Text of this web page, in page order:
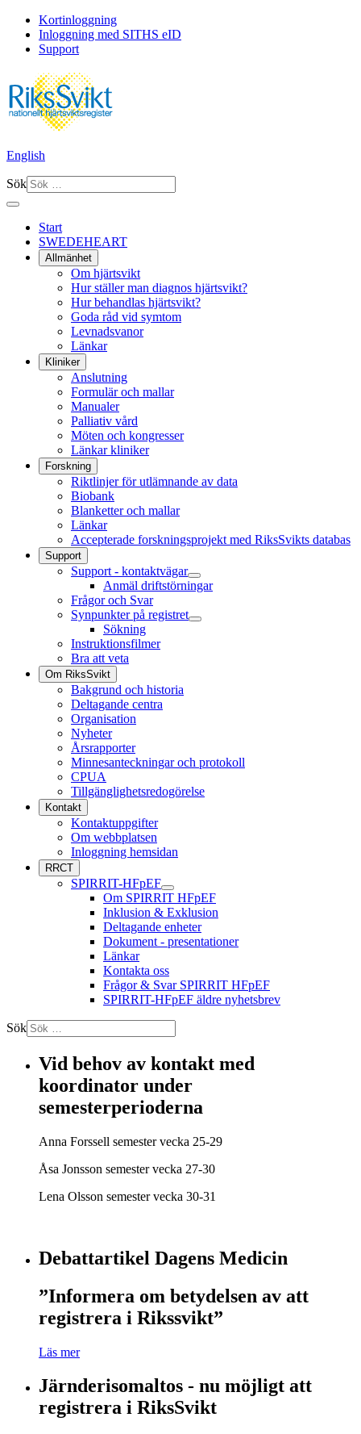
Kortinloggning
Inloggning med SITHS eID
Support
English
Sök
Start
SWEDEHEART
Allmänhet
Om hjärtsvikt
Hur ställer man diagnos hjärtsvikt?
Hur behandlas hjärtsvikt?
Goda råd vid symtom
Levnadsvanor
Länkar
Kliniker
Anslutning
Formulär och mallar
Manualer
Palliativ vård
Möten och kongresser
Länkar kliniker
Forskning
Riktlinjer för utlämnande av data
Biobank
Blanketter och mallar
Länkar
Accepterade forskningsprojekt med RiksSvikts databas
Support
Support - kontaktvägar
Anmäl driftstörningar
Frågor och Svar
Synpunkter på registret
Sökning
Instruktionsfilmer
Bra att veta
Om RiksSvikt
Bakgrund och historia
Deltagande centra
Organisation
Nyheter
Årsrapporter
Minnesanteckningar och protokoll
CPUA
Tillgänglighetsredogörelse
Kontakt
Kontaktuppgifter
Om webbplatsen
Inloggning hemsidan
RRCT
SPIRRIT-HFpEF
Om SPIRRIT HFpEF
Inklusion & Exklusion
Deltagande enheter
Dokument - presentationer
Länkar
Kontakta oss
Frågor & Svar SPIRRIT HFpEF
SPIRRIT-HFpEF äldre nyhetsbrev
Sök
Vid behov av kontakt med
koordinator under
semesterperioderna
Anna Forssell semester vecka 25-29
Åsa Jonsson semester vecka 27-30
Lena Olsson semester vecka 30-31
Debattartikel Dagens Medicin
”Informera om betydelsen av att
registrera i Rikssvikt”
Läs mer
Järnderisomaltos - nu möjligt att
registrera i RiksSvikt